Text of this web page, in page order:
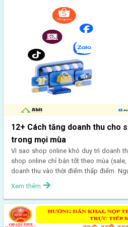
12+ Cách tăng doanh thu cho
trong mọi mùa
Vì sao shop online khó duy trì doanh
shop online chỉ bán tốt theo mùa
doanh thu vào thời điểm thấp điểm.
Xem thêm